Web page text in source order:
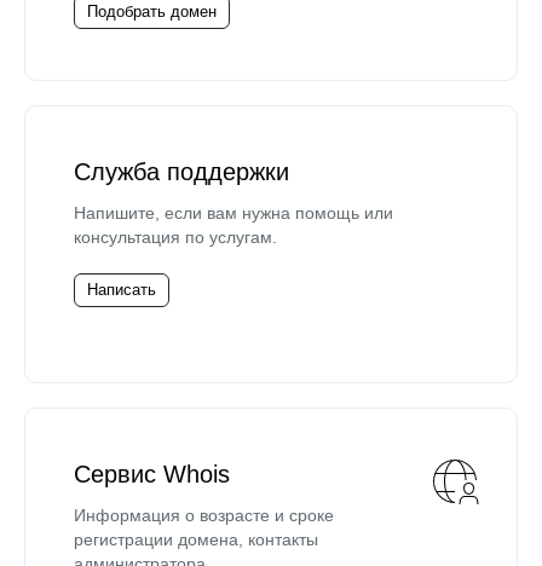
Подобрать домен
Служба поддержки
Напишите, если вам нужна помощь или
консультация по услугам.
Написать
Сервис Whois
Информация о возрасте и сроке
регистрации домена, контакты